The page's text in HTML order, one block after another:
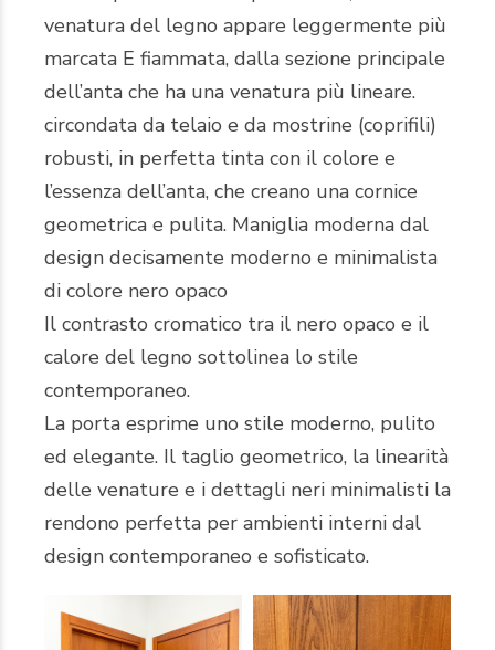
venatura del legno appare leggermente più
marcata E fiammata, dalla sezione principale
dell’anta che ha una venatura più lineare.
circondata da telaio e da mostrine (coprifili)
robusti, in perfetta tinta con il colore e
l’essenza dell’anta, che creano una cornice
geometrica e pulita. Maniglia moderna dal
design decisamente moderno e minimalista
di colore nero opaco
Il contrasto cromatico tra il nero opaco e il
calore del legno sottolinea lo stile
contemporaneo.
La porta esprime uno stile moderno, pulito
ed elegante. Il taglio geometrico, la linearità
delle venature e i dettagli neri minimalisti la
rendono perfetta per ambienti interni dal
design contemporaneo e sofisticato.